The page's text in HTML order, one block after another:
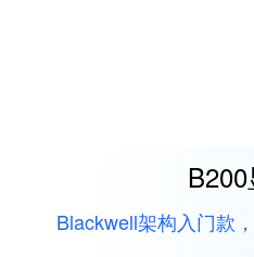
Blackwell架构入门款